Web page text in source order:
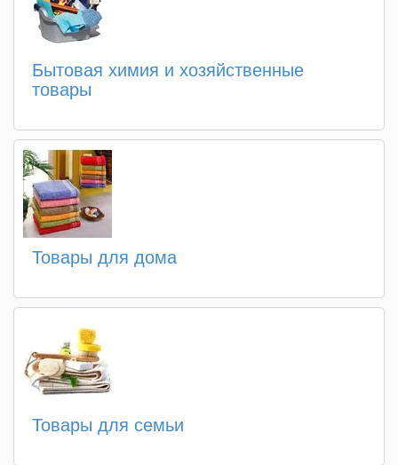
Бытовая химия и хозяйственные
товары
Товары для дома
Товары для семьи